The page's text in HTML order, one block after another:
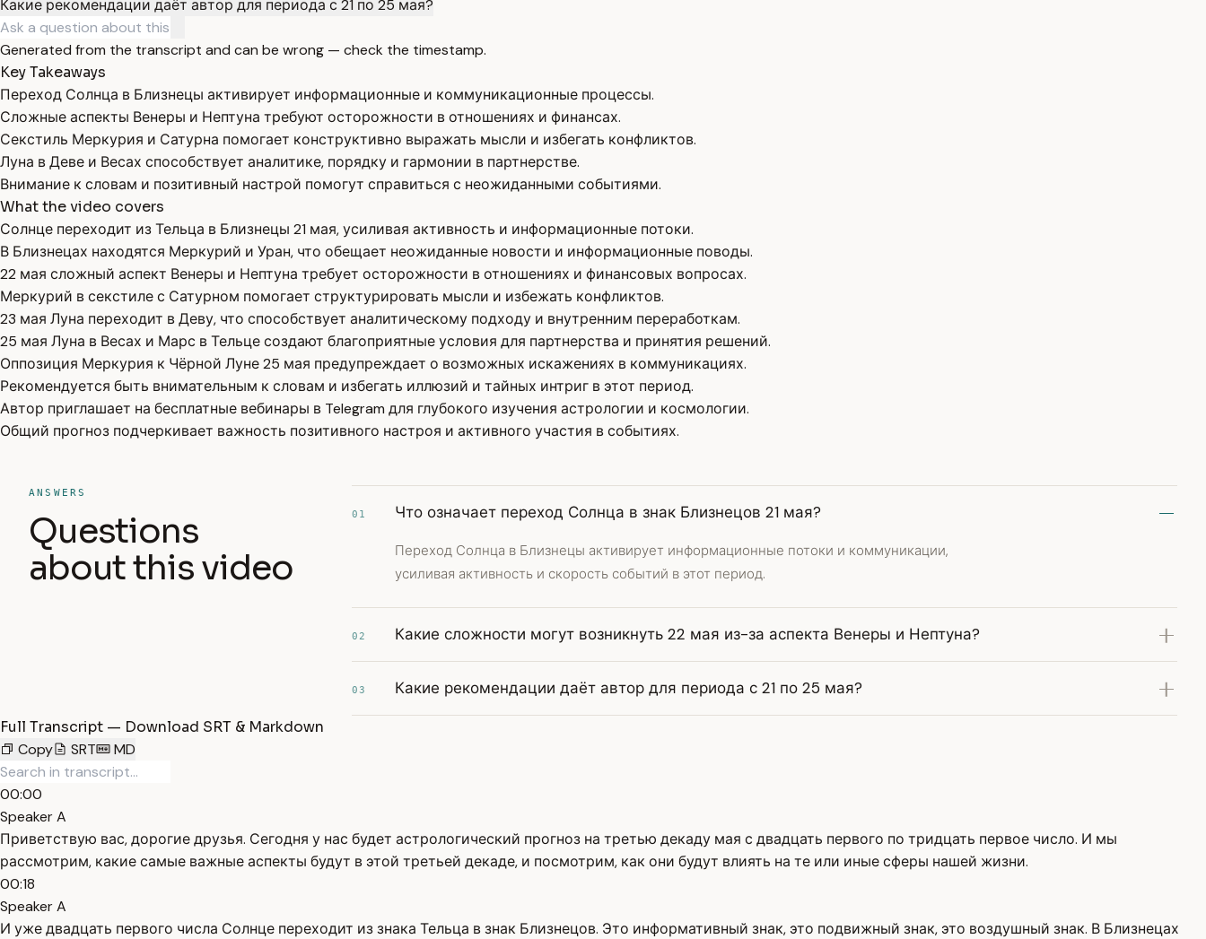
Какие рекомендации даёт автор для периода с 21 по 25 мая?
Generated from the transcript and can be wrong — check the timestamp.
Key Takeaways
Переход Солнца в Близнецы активирует информационные и коммуникационные процессы.
Сложные аспекты Венеры и Нептуна требуют осторожности в отношениях и финансах.
Секстиль Меркурия и Сатурна помогает конструктивно выражать мысли и избегать конфликтов.
Луна в Деве и Весах способствует аналитике, порядку и гармонии в партнерстве.
Внимание к словам и позитивный настрой помогут справиться с неожиданными событиями.
What the video covers
Солнце переходит из Тельца в Близнецы 21 мая, усиливая активность и информационные потоки.
В Близнецах находятся Меркурий и Уран, что обещает неожиданные новости и информационные поводы.
22 мая сложный аспект Венеры и Нептуна требует осторожности в отношениях и финансовых вопросах.
Меркурий в секстиле с Сатурном помогает структурировать мысли и избежать конфликтов.
23 мая Луна переходит в Деву, что способствует аналитическому подходу и внутренним переработкам.
25 мая Луна в Весах и Марс в Тельце создают благоприятные условия для партнерства и принятия решений.
Оппозиция Меркурия к Чёрной Луне 25 мая предупреждает о возможных искажениях в коммуникациях.
Рекомендуется быть внимательным к словам и избегать иллюзий и тайных интриг в этот период.
Автор приглашает на бесплатные вебинары в Telegram для глубокого изучения астрологии и космологии.
Общий прогноз подчеркивает важность позитивного настроя и активного участия в событиях.
ANSWERS
Questions
about this video
01 Что означает переход Солнца в знак Близнецов 21 мая?
Переход Солнца в Близнецы активирует информационные потоки и коммуникации,
усиливая активность и скорость событий в этот период.
02 Какие сложности могут возникнуть 22 мая из-за аспекта Венеры и Нептуна?
03 Какие рекомендации даёт автор для периода с 21 по 25 мая?
Full Transcript — Download SRT & Markdown
Copy
SRT MD
00:00
Speaker A
Приветствую вас, дорогие друзья. Сегодня у нас будет астрологический прогноз на третью декаду мая с двадцать первого по тридцать первое число. И мы
рассмотрим, какие самые важные аспекты будут в этой третьей декаде, и посмотрим, как они будут влиять на те или иные сферы нашей жизни.
00:18
Speaker A
И уже двадцать первого числа Солнце переходит из знака Тельца в знак Близнецов. Это информативный знак, это подвижный знак, это воздушный знак. В Близнецах